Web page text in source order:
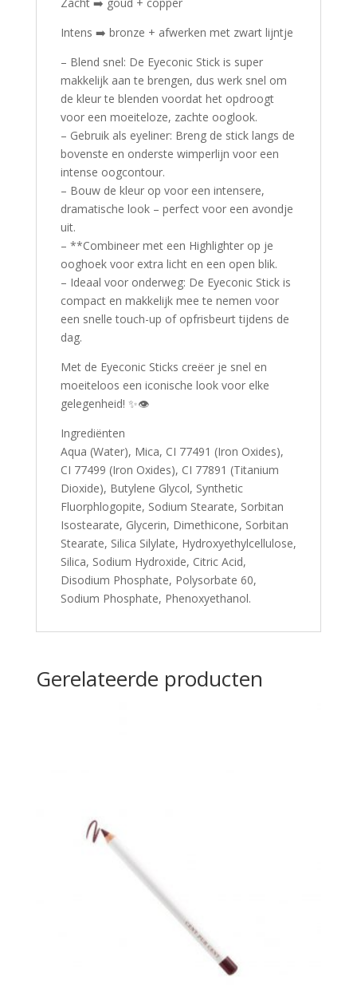
Zacht ➡️ goud + copper
Intens ➡️ bronze + afwerken met zwart lijntje
– Blend snel: De Eyeconic Stick is super
makkelijk aan te brengen, dus werk snel om
de kleur te blenden voordat het opdroogt
voor een moeiteloze, zachte ooglook.
– Gebruik als eyeliner: Breng de stick langs de
bovenste en onderste wimperlijn voor een
intense oogcontour.
– Bouw de kleur op voor een intensere,
dramatische look – perfect voor een avondje
uit.
– **Combineer met een Highlighter op je
ooghoek voor extra licht en een open blik.
– Ideaal voor onderweg: De Eyeconic Stick is
compact en makkelijk mee te nemen voor
een snelle touch-up of opfrisbeurt tijdens de
dag.
Met de Eyeconic Sticks creëer je snel en
moeiteloos een iconische look voor elke
gelegenheid! ✨👁️
Ingrediënten
Aqua (Water), Mica, CI 77491 (Iron Oxides),
CI 77499 (Iron Oxides), CI 77891 (Titanium
Dioxide), Butylene Glycol, Synthetic
Fluorphlogopite, Sodium Stearate, Sorbitan
Isostearate, Glycerin, Dimethicone, Sorbitan
Stearate, Silica Silylate, Hydroxyethylcellulose,
Silica, Sodium Hydroxide, Citric Acid,
Disodium Phosphate, Polysorbate 60,
Sodium Phosphate, Phenoxyethanol.
Gerelateerde producten